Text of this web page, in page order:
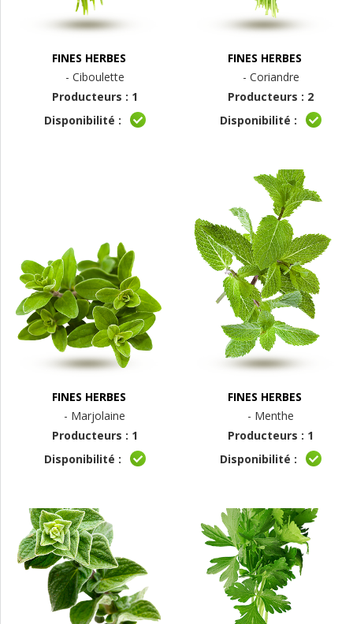
FINES HERBES
- Ciboulette
Producteurs : 1
Disponibilité :
FINES HERBES
- Coriandre
Producteurs : 2
Disponibilité :
FINES HERBES
- Marjolaine
Producteurs : 1
Disponibilité :
FINES HERBES
- Menthe
Producteurs : 1
Disponibilité :